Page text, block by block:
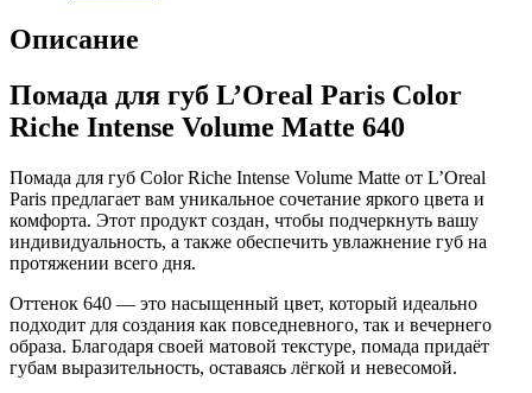
Описание
Помада для губ L’Oreal Paris Color
Riche Intense Volume Matte 640
Помада для губ Color Riche Intense Volume Matte от L’Oreal
Paris предлагает вам уникальное сочетание яркого цвета и
комфорта. Этот продукт создан, чтобы подчеркнуть вашу
индивидуальность, а также обеспечить увлажнение губ на
протяжении всего дня.
Оттенок 640 — это насыщенный цвет, который идеально
подходит для создания как повседневного, так и вечернего
образа. Благодаря своей матовой текстуре, помада придаёт
губам выразительность, оставаясь лёгкой и невесомой.